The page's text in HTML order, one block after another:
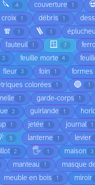
🔪 4 couverture 1
croix 1 débris 1
🧣 1 🪜 1
fauteuil 1 🪟 7
3 feuille morte 4
fleur 3 foin 1 formes
colorées 1 🔵 1
1 garde-corps 1
2 guirlande 1
1 jetée 1 journal 1
5 lanterne 1 levier
2 🖐️ 1 maison 3
manteau 1 masque
meuble en bois 1 miroir